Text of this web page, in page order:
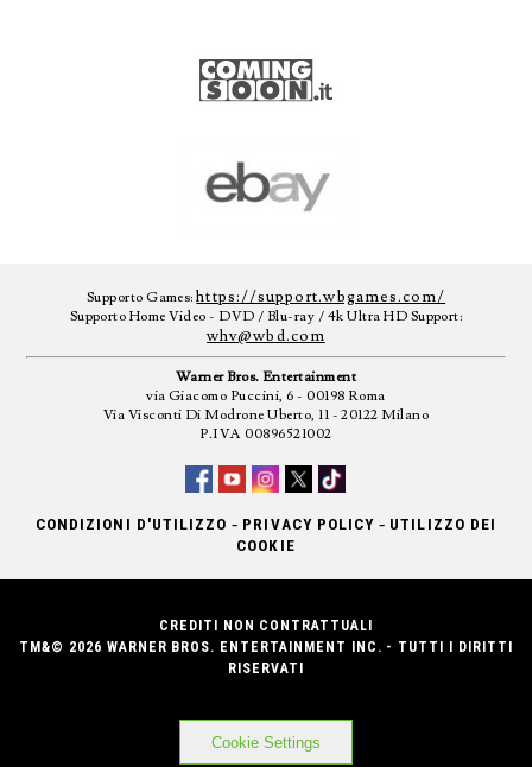
Supporto Games:https://support.wbgames.com/
Supporto Home Video - DVD / Blu-ray / 4k Ultra HD Support:
whv@wbd.com
Warner Bros. Entertainment
via Giacomo Puccini, 6 - 00198 Roma
Via Visconti Di Modrone Uberto, 11 - 20122 Milano
P.IVA 00896521002
CONDIZIONI D'UTILIZZO - PRIVACY POLICY - UTILIZZO DEI
COOKIE
CREDITI NON CONTRATTUALI
TM&© 2026 WARNER BROS. ENTERTAINMENT INC. - TUTTI I DIRITTI
RISERVATI
Cookie Settings